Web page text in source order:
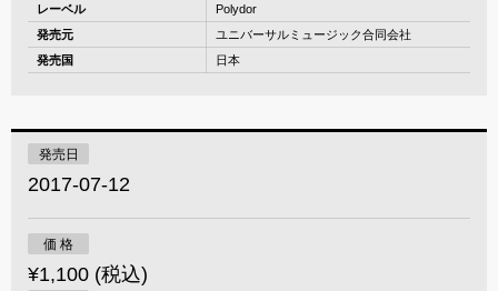
レーベル
Polydor
発売元
ユニバーサルミュージック合同会社
発売国
日本
発売日
2017-07-12
価 格
¥1,100 (税込)